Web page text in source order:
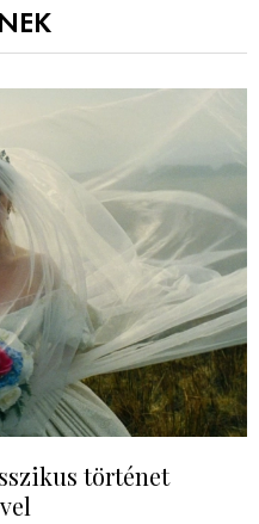
történet